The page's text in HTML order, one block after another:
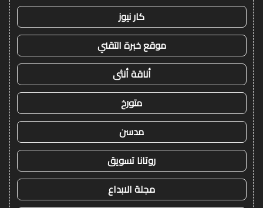
كار نيوز
موقع خبرة التقني
أناقة أنثى
متورخ
مدسن
روتانا تسويق
مجلة الابداع